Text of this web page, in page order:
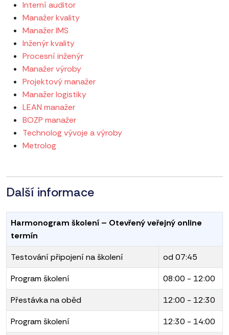
Interní auditor
Manažer kvality
Manažer IMS
Inženýr kvality
Procesní inženýr
Manažer výroby
Projektový manažer
Manažer logistiky
LEAN manažer
BOZP manažer
Technolog vývoje a výroby
Metrolog
Další informace
Harmonogram školení – Otevřený veřejný online
termín
Testování připojení na školení
od 07:45
Program školení
08:00 - 12:00
Přestávka na oběd
12:00 - 12:30
Program školení
12:30 - 14:00